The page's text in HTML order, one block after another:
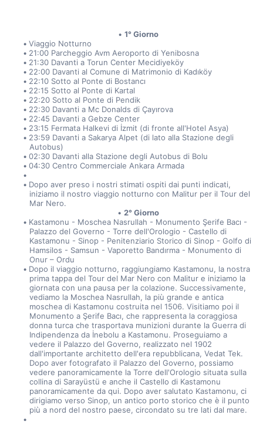
1° Giorno
Viaggio Notturno
21:00 Parcheggio Avm Aeroporto di Yenibosna
21:30 Davanti a Torun Center Mecidiyeköy
22:00 Davanti al Comune di Matrimonio di Kadıköy
22:10 Sotto al Ponte di Bostancı
22:15 Sotto al Ponte di Kartal
22:20 Sotto al Ponte di Pendik
22:30 Davanti a Mc Donalds di Çayırova
22:45 Davanti a Gebze Center
23:15 Fermata Halkevi di İzmit (di fronte all'Hotel Asya)
23:59 Davanti a Sakarya Alpet (di lato alla Stazione degli
Autobus)
02:30 Davanti alla Stazione degli Autobus di Bolu
04:30 Centro Commerciale Ankara Armada
Dopo aver preso i nostri stimati ospiti dai punti indicati,
iniziamo il nostro viaggio notturno con Malitur per il Tour del
Mar Nero.
2° Giorno
Kastamonu - Moschea Nasrullah - Monumento Şerife Bacı -
Palazzo del Governo - Torre dell'Orologio - Castello di
Kastamonu - Sinop - Penitenziario Storico di Sinop - Golfo di
Hamsilos - Samsun - Vaporetto Bandırma - Monumento di
Onur – Ordu
Dopo il viaggio notturno, raggiungiamo Kastamonu, la nostra
prima tappa del Tour del Mar Nero con Malitur e iniziamo la
giornata con una pausa per la colazione. Successivamente,
vediamo la Moschea Nasrullah, la più grande e antica
moschea di Kastamonu costruita nel 1506. Visitiamo poi il
Monumento a Şerife Bacı, che rappresenta la coraggiosa
donna turca che trasportava munizioni durante la Guerra di
Indipendenza da İnebolu a Kastamonu. Proseguiamo a
vedere il Palazzo del Governo, realizzato nel 1902
dall'importante architetto dell'era repubblicana, Vedat Tek.
Dopo aver fotografato il Palazzo del Governo, possiamo
vedere panoramicamente la Torre dell'Orologio situata sulla
collina di Sarayüstü e anche il Castello di Kastamonu
panoramicamente da qui. Dopo aver salutato Kastamonu, ci
dirigiamo verso Sinop, un antico porto storico che è il punto
più a nord del nostro paese, circondato su tre lati dal mare.